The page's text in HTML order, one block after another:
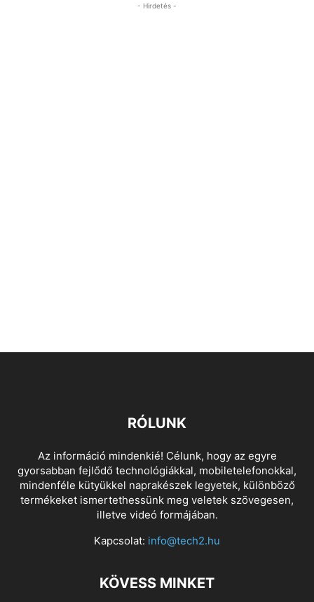
- Hirdetés -
RÓLUNK
Az információ mindenkié! Célunk, hogy az egyre
gyorsabban fejlődő technológiákkal, mobiletelefonokkal,
mindenféle kütyükkel naprakészek legyetek, különböző
termékeket ismertethessünk meg veletek szövegesen,
illetve videó formájában.
Kapcsolat: info@tech2.hu
KÖVESS MINKET